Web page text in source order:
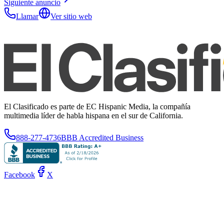
Siguiente anuncio
Llamar
Ver sitio web
El Clasificado es parte de EC Hispanic Media, la compañía
multimedia líder de habla hispana en el sur de California.
888-277-4736BBB Accredited Business
Facebook X